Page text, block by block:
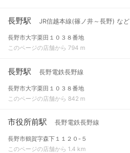
長野駅 JR信越本線(篠ノ井～長野) など
長野市大字栗田１０３８番地
このページの店舗から 794 m
長野駅 長野電鉄長野線
長野市大字栗田１０３８番地
このページの店舗から 842 m
市役所前駅 長野電鉄長野線
長野市鶴賀字森下１１２０-５
このページの店舗から 1.4 km